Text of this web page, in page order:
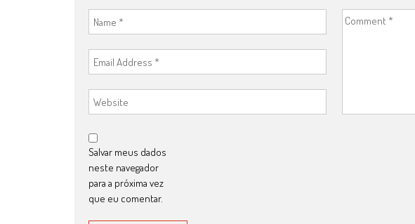
Salvar meus dados
neste navegador
para a próxima vez
que eu comentar.